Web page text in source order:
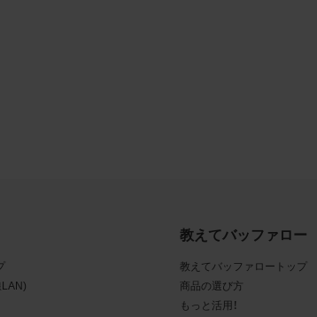
に関する著作権等の一切の権利が当社に帰属す
する広告宣伝又は当社商品の報道・解説に利用す
合を除き、上記の目的、利用方法以外に商品写真
きません。
教えてバッファロー
教えてバッファロートップ
商品の選び方
もっと活用！